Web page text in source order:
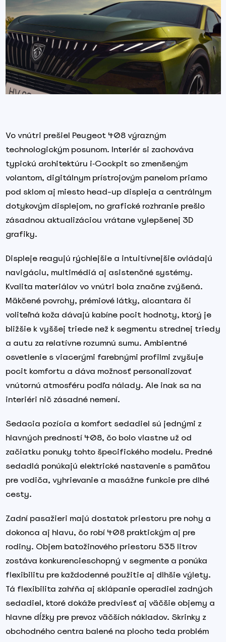
Vo vnútri prešiel Peugeot 408 výrazným
technologickým posunom. Interiér si zachováva
typickú architektúru i‑Cockpit so zmenšeným
volantom, digitálnym prístrojovým panelom priamo
pod sklom aj miesto head-up displeja a centrálnym
dotykovým displejom, no grafické rozhranie prešlo
zásadnou aktualizáciou vrátane vylepšenej 3D
grafiky.
Displeje reagujú rýchlejšie a intuitívnejšie ovládajú
navigáciu, multimédiá aj asistenčné systémy.
Kvalita materiálov vo vnútri bola značne zvýšená.
Mäkčené povrchy, prémiové látky, alcantara či
voliteľná koža dávajú kabíne pocit hodnoty, ktorý je
bližšie k vyššej triede než k segmentu strednej triedy
a autu za relatívne rozumnú sumu. Ambientné
osvetlenie s viacerými farebnými profilmi zvyšuje
pocit komfortu a dáva možnosť personalizovať
vnútornú atmosféru podľa nálady. Ale inak sa na
interiéri nič zásadné nemení.
Sedacia pozícia a komfort sedadiel sú jednými z
hlavných predností 408, čo bolo vlastne už od
začiatku ponuky tohto špecifického modelu. Predné
sedadlá ponúkajú elektrické nastavenie s pamäťou
pre vodiča, vyhrievanie a masážne funkcie pre dlhé
cesty.
Zadní pasažieri majú dostatok priestoru pre nohy a
dokonca aj hlavu, čo robí 408 praktickým aj pre
rodiny. Objem batožinového priestoru 535 litrov
zostáva konkurencieschopný v segmente a ponúka
flexibilitu pre každodenné použitie aj dlhšie výlety.
Tá flexibilita zahŕňa aj sklápanie operadiel zadných
sedadiel, ktoré dokáže predviesť aj väčšie objemy a
hlavne dĺžky pre prevoz väčších nákladov. Skrinky z
obchodného centra balené na plocho teda problém